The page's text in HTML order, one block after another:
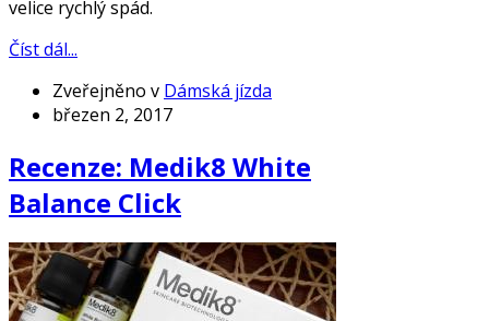
velice rychlý spád.
Číst dál...
Zveřejněno v Dámská jízda
březen 2, 2017
Recenze: Medik8 White
Balance Click